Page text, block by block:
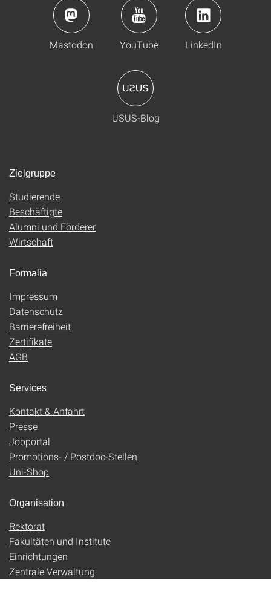
Mastodon YouTube LinkedIn
USUS-Blog
Zielgruppe
Studierende
Beschäftigte
Alumni und Förderer
Wirtschaft
Formalia
Impressum
Datenschutz
Barrierefreiheit
Zertifikate
AGB
Services
Kontakt & Anfahrt
Presse
Jobportal
Promotions- / Postdoc-Stellen
Uni-Shop
Organisation
Rektorat
Fakultäten und Institute
Einrichtungen
Zentrale Verwaltung